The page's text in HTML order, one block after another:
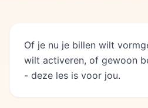
Of je nu je billen wilt
wilt activeren, of gewoon
- deze les is voor jou.